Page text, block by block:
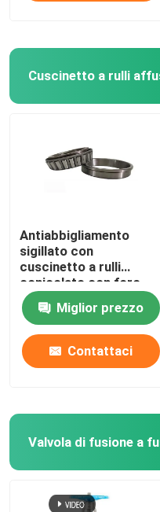
Cuscinetto a rulli
Antiabbigliamento
sigillato con
cuscinetto a rulli
conicolato con foro
rotondo polifunzionale
Miglior prezzo
Contattaci
Valvola di fusione a